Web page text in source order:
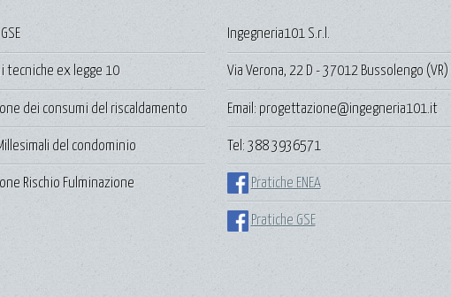
tecniche ex legge 10
dei consumi del riscaldamento
del condominio
Rischio Fulminazione
Ingegneria101 S.r.l.
Via Verona, 22 D - 37012 Bussolengo (VR)
Email: progettazione@ingegneria101.it
Tel: 388 3936571
Pratiche ENEA
Pratiche GSE